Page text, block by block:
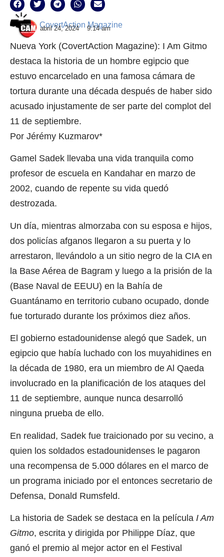
CovertAction Magazine
abril 24, 2024 9:14 am
Nueva York (CovertAction Magazine): I Am Gitmo
destaca la historia de un hombre egipcio que
estuvo encarcelado en una famosa cámara de
tortura durante una década después de haber sido
acusado injustamente de ser parte del complot del
11 de septiembre.
Por Jérémy Kuzmarov*
Gamel Sadek llevaba una vida tranquila como
profesor de escuela en Kandahar en marzo de
2002, cuando de repente su vida quedó
destrozada.
Un día, mientras almorzaba con su esposa e hijos,
dos policías afganos llegaron a su puerta y lo
arrestaron, llevándolo a un sitio negro de la CIA en
la Base Aérea de Bagram y luego a la prisión de la
(Base Naval de EEUU) en la Bahía de
Guantánamo en territorio cubano ocupado, donde
fue torturado durante los próximos diez años.
El gobierno estadounidense alegó que Sadek, un
egipcio que había luchado con los muyahidines en
la década de 1980, era un miembro de Al Qaeda
involucrado en la planificación de los ataques del
11 de septiembre, aunque nunca desarrolló
ninguna prueba de ello.
En realidad, Sadek fue traicionado por su vecino, a
quien los soldados estadounidenses le pagaron
una recompensa de 5.000 dólares en el marco de
un programa iniciado por el entonces secretario de
Defensa, Donald Rumsfeld.
La historia de Sadek se destaca en la película I Am
Gitmo, escrita y dirigida por Philippe Díaz, que
ganó el premio al mejor actor en el Festival